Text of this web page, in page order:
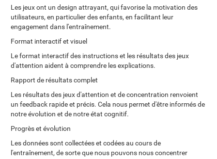
Les jeux ont un design attrayant, qui favorise la motivation des
utilisateurs, en particulier des enfants, en facilitant leur
engagement dans l'entraînement.
Format interactif et visuel
Le format interactif des instructions et les résultats des jeux
d'attention aident à comprendre les explications.
Rapport de résultats complet
Les résultats des jeux d'attention et de concentration renvoient
un feedback rapide et précis. Cela nous permet d'être informés de
notre évolution et de notre état cognitif.
Progrès et évolution
Les données sont collectées et codées au cours de
l'entraînement, de sorte que nous pouvons nous concentrer